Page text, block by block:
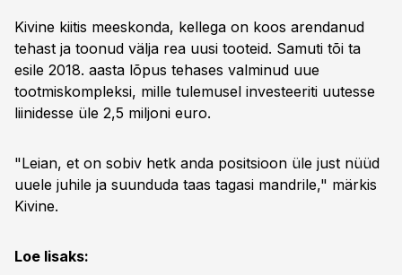
Kivine kiitis meeskonda, kellega on koos arendanud
tehast ja toonud välja rea uusi tooteid. Samuti tõi ta
esile 2018. aasta lõpus tehases valminud uue
tootmiskompleksi, mille tulemusel investeeriti uutesse
liinidesse üle 2,5 miljoni euro.
"Leian, et on sobiv hetk anda positsioon üle just nüüd
uuele juhile ja suunduda taas tagasi mandrile," märkis
Kivine.
Loe lisaks: